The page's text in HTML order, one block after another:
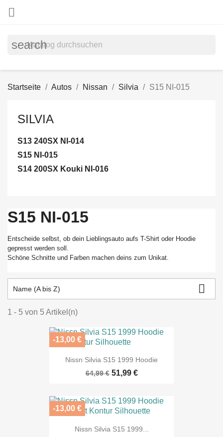

search
Startseite Autos Nissan Silvia S15 NI-015
SILVIA
S13 240SX NI-014
S15 NI-015
S14 200SX Kouki NI-016
S15 NI-015
Entscheide selbst, ob dein Lieblingsauto aufs T-Shirt oder Hoodie
gepresst werden soll.
Schöne Schnitte und Farben machen deins zum Unikat.
Name (A bis Z) 
1 - 5 von 5 Artikel(n)
Nissn Silvia S15 1999 Hoodie
64,99 € 51,99 €
-13,00 €
Nissn Silvia S15 1999...
-13,00 €